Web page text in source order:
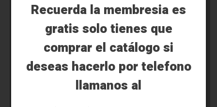
Recuerda la membresia es
gratis solo tienes que
comprar el catálogo si
deseas hacerlo por telefono
llamanos al